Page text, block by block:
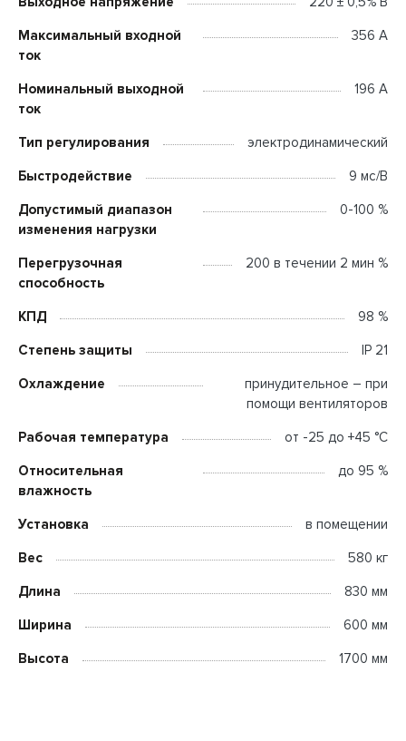
Максимальный входной
ток
356 А
Номинальный выходной
ток
196 А
Тип регулирования электродинамический
Быстродействие 9 мс/В
Допустимый диапазон
изменения нагрузки
0-100 %
Перегрузочная
способность
200 в течении 2 мин %
КПД 98 %
Степень защиты IP 21
Охлаждение
принудительное – при
помощи вентиляторов
Рабочая температура от -25 до +45 °C
Относительная
влажность
до 95 %
Установка в помещении
Вес 580 кг
Длина 830 мм
Ширина 600 мм
Высота 1700 мм